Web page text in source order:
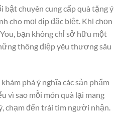
bật chuyên cung cấp quà tặng ý
cho mọi dịp đặc biệt. Khi chọn
bạn không chỉ sở hữu một
thông điệp yêu thương sâu
phá ý nghĩa các sản phẩm
vì sao mỗi món quà lại mang
chạm đến trái tim người nhận.